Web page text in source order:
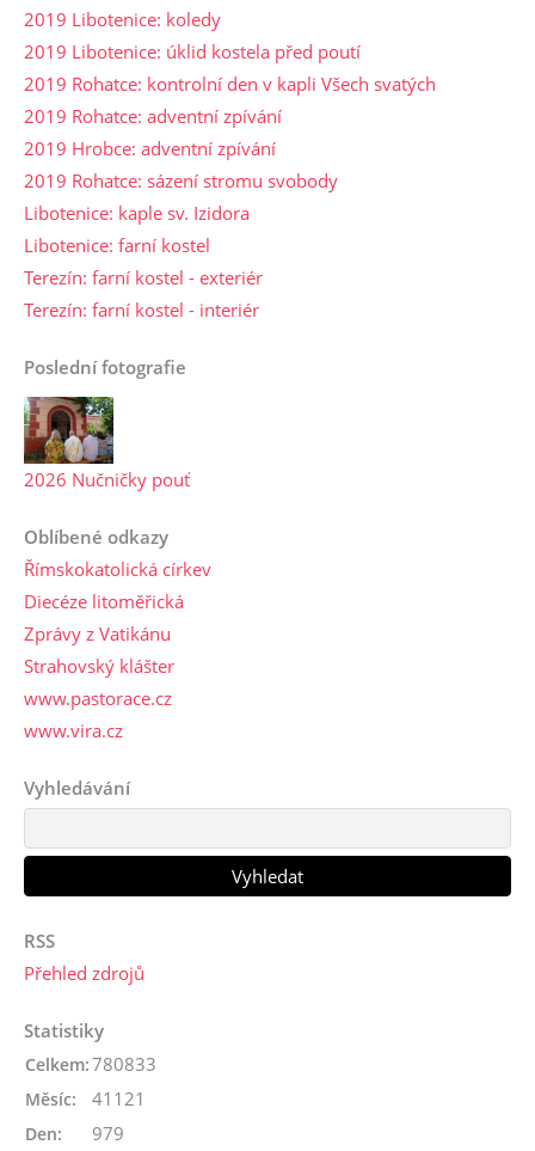
2019 Libotenice: koledy
2019 Libotenice: úklid kostela před poutí
2019 Rohatce: kontrolní den v kapli Všech svatých
2019 Rohatce: adventní zpívání
2019 Hrobce: adventní zpívání
2019 Rohatce: sázení stromu svobody
Libotenice: kaple sv. Izidora
Libotenice: farní kostel
Terezín: farní kostel - exteriér
Terezín: farní kostel - interiér
Poslední fotografie
2026 Nučničky pouť
Oblíbené odkazy
Římskokatolická církev
Diecéze litoměřická
Zprávy z Vatikánu
Strahovský klášter
www.pastorace.cz
www.vira.cz
Vyhledávání
RSS
Přehled zdrojů
Statistiky
Celkem:780833
Měsíc: 41121
Den: 979